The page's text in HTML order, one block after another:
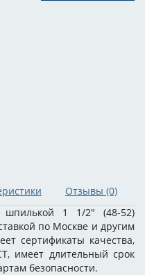
Отзывы (0)
1 1/2" (48-52)
по Москве и другим
сертификаты качества,
имеет длительный срок
безопасности.